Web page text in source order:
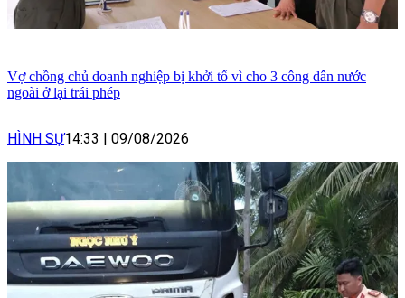
Vợ chồng chủ doanh nghiệp bị khởi tố vì cho 3 công dân nước
ngoài ở lại trái phép
HÌNH SỰ14:33 09/08/2026